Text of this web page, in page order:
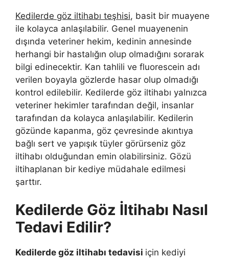
Kedilerde göz iltihabı teşhisi, basit bir muayene
ile kolayca anlaşılabilir. Genel muayenenin
dışında veteriner hekim, kedinin annesinde
herhangi bir hastalığın olup olmadığını sorarak
bilgi edinecektir. Kan tahlili ve fluorescein adı
verilen boyayla gözlerde hasar olup olmadığı
kontrol edilebilir. Kedilerde göz iltihabı yalnızca
veteriner hekimler tarafından değil, insanlar
tarafından da kolayca anlaşılabilir. Kedilerin
gözünde kapanma, göz çevresinde akıntıya
bağlı sert ve yapışık tüyler görürseniz göz
iltihabı olduğundan emin olabilirsiniz. Gözü
iltihaplanan bir kediye müdahale edilmesi
şarttır.
Kedilerde Göz İltihabı Nasıl
Tedavi Edilir?
Kedilerde göz iltihabı tedavisi için kediyi